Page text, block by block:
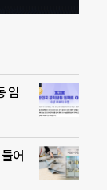
임
어